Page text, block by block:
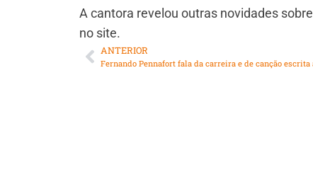
A cantora revelou outras novidades
no site.
ANTERIOR